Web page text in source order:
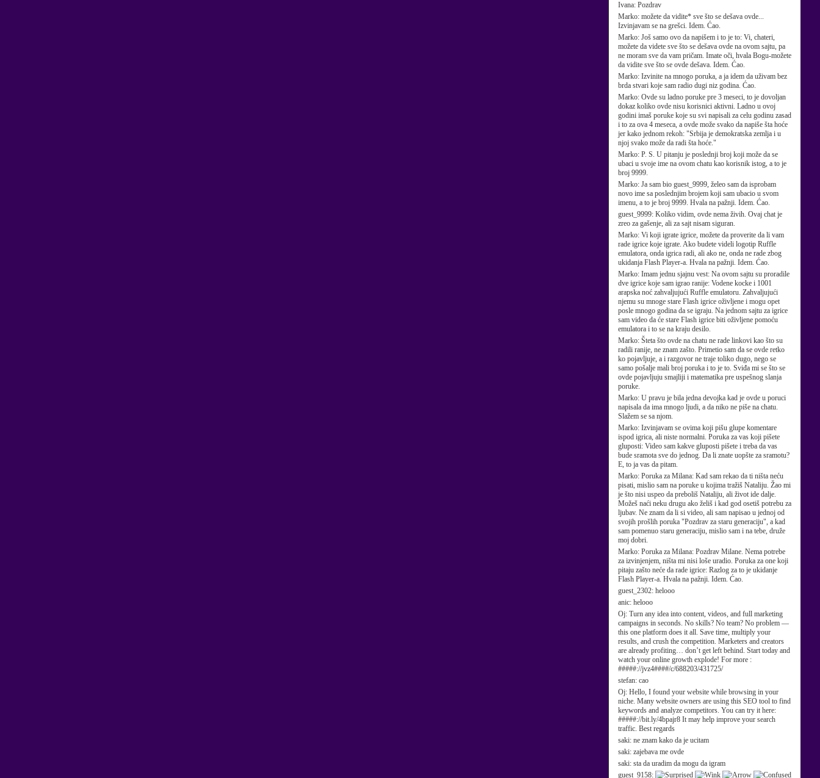
Ivana: Pozdrav
Marko: možete da vidite* sve što se dešava ovde...
Izvinjavam se na grešci. Idem. Ćao.
Marko: Još samo ovo da napišem i to je to: Vi, chateri,
možete da videte sve što se dešava ovde na ovom sajtu, pa
ne moram sve da vam pričam. Imate oči, hvala Bogu-možete
da vidite sve što se ovde dešava. Idem. Ćao.
Marko: Izvinite na mnogo poruka, a ja idem da uživam bez
brda stvari koje sam radio dugi niz godina. Ćao.
Marko: Ovde su ladno poruke pre 3 meseci, to je dovoljan
dokaz koliko ovde nisu korisnici aktivni. Ladno u ovoj
godini imaš poruke koje su svi napisali za celu godinu zasad
i to za ova 4 meseca, a ovde može svako da napiše šta hoće
jer kako jednom rekoh: "Srbija je demokratska zemlja i u
njoj svako može da radi šta hoće."
Marko: P. S. U pitanju je poslednji broj koji može da se
ubaci u svoje ime na ovom chatu kao korisnik istog, a to je
broj 9999.
Marko: Ja sam bio guest_9999, želeo sam da isprobam
novo ime sa poslednjim brojem koji sam ubacio u svom
imenu, a to je broj 9999. Hvala na pažnji. Idem. Ćao.
guest_9999: Koliko vidim, ovde nema živih. Ovaj chat je
zreo za gašenje, ali za sajt nisam siguran.
Marko: Vi koji igrate igrice, možete da proverite da li vam
rade igrice koje igrate. Ako budete videli logotip Ruffle
emulatora, onda igrica radi, ali ako ne, onda ne rade zbog
ukidanja Flash Player-a. Hvala na pažnji. Idem. Ćao.
Marko: Imam jednu sjajnu vest: Na ovom sajtu su proradile
dve igrice koje sam igrao ranije: Vodene kocke i 1001
arapska noć zahvaljujući Ruffle emulatoru. Zahvaljujući
njemu su mnoge stare Flash igrice oživljene i mogu opet
posle mnogo godina da se igraju. Na jednom sajtu za igrice
sam video da će stare Flash igrice biti oživljene pomoću
emulatora i to se na kraju desilo.
Marko: Šteta što ovde na chatu ne rade linkovi kao što su
radili ranije, ne znam zašto. Primetio sam da se ovde retko
ko pojavljuje, a i razgovor ne traje toliko dugo, nego se
samo pošalje mali broj poruka i to je to. Sviđa mi se što se
ovde pojavljuju smajliji i matematika pre uspešnog slanja
poruke.
Marko: U pravu je bila jedna devojka kad je ovde u poruci
napisala da ima mnogo ljudi, a da niko ne piše na chatu.
Slažem se sa njom.
Marko: Izvinjavam se ovima koji pišu glupe komentare
ispod igrica, ali niste normalni. Poruka za vas koji pišete
gluposti: Video sam kakve gluposti pišete i treba da vas
bude sramota sve do jednog. Da li znate uopšte za sramotu?
E, to ja vas da pitam.
Marko: Poruka za Milana: Kad sam rekao da ti ništa neću
pisati, mislio sam na poruke u kojima tražiš Nataliju. Žao mi
je što nisi uspeo da preboliš Nataliju, ali život ide dalje.
Možeš naći neku drugu ako želiš i kad god osetiš potrebu za
ljubav. Ne znam da li si video, ali sam napisao u jednoj od
svojih prošlih poruka "Pozdrav za staru generaciju", a kad
sam pomenuo staru generaciju, mislio sam i na tebe, druže
moj dobri.
Marko: Poruka za Milana: Pozdrav Milane. Nema potrebe
za izvinjenjem, ništa mi nisi loše uradio. Poruka za one koji
pitaju zašto neće da rade igrice: Razlog za to je ukidanje
Flash Player-a. Hvala na pažnji. Idem. Ćao.
guest_2302: helooo
anic: helooo
Oj: Turn any idea into content, videos, and full marketing
campaigns in seconds. No skills? No team? No problem —
this one platform does it all. Save time, multiply your
results, and crush the competition. Marketers and creators
are already profiting… don’t get left behind. Start today and
watch your online growth explode! For more :
#####://jvz4####/c/688203/431725/
stefan: cao
Oj: Hello, I found your website while browsing in your
niche. Many website owners are using this SEO tool to find
keywords and analyze competitors. You can try it here:
#####://bit.ly/4bpajr8 It may help improve your search
traffic. Best regards
saki: ne znam kako da je ucitam
saki: zajebava me ovde
saki: sta da uradim da mogu da igram
guest_9158: